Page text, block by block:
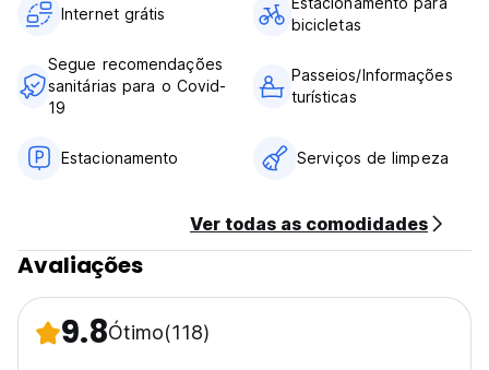
Em geral:
Recepção até às 23h00
Não são permitidos animais (Auto-translated from original
language)
Internet grátis
bicicletas
Segue recomendações
sanitárias para o Covid-
19
Passeios/Informações
turísticas
Estacionamento Serviços de limpeza
Ver todas as comodidades
Avaliações
9.8Ótimo(118)